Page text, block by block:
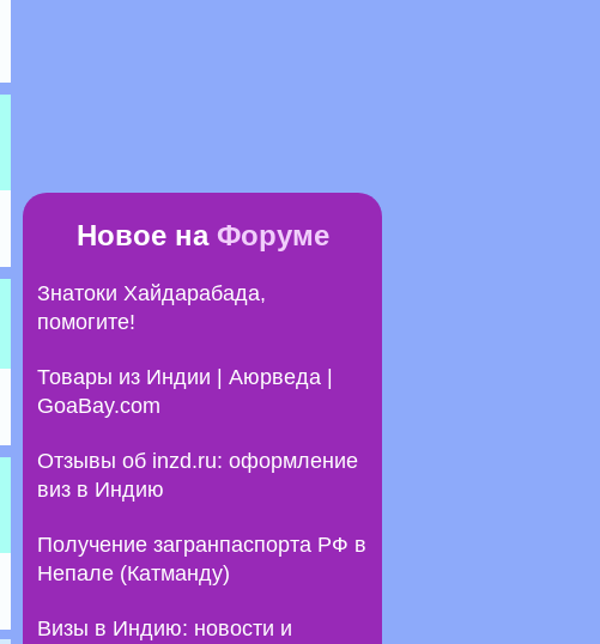
Новое на Форуме
Знатоки Хайдарабада,
помогите!
Товары из Индии | Аюрведа |
GoaBay.com
Отзывы об inzd.ru: оформление
виз в Индию
Получение загранпаспорта РФ в
Непале (Катманду)
Визы в Индию: новости и